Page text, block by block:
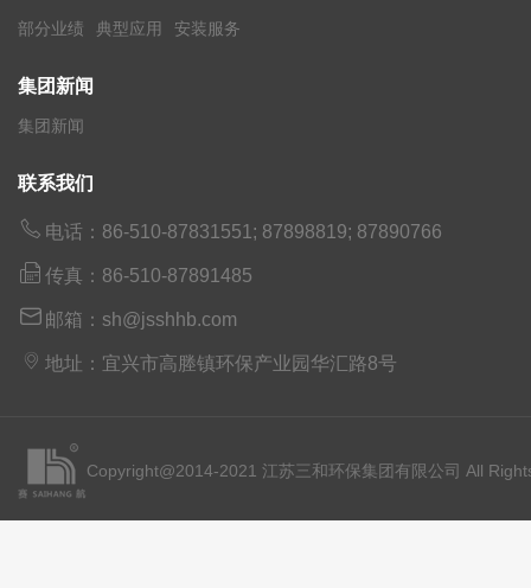
部分业绩 典型应用 安装服务
集团新闻
集团新闻
联系我们
 电话：86-510-87831551; 87898819; 87890766
 传真：86-510-87891485
 邮箱：sh@jsshhb.com
 地址：宜兴市高塍镇环保产业园华汇路8号
Copyright@2014-2021 江苏三和环保集团有限公司 All